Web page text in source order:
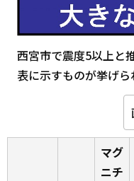
西宮市で震度5以上と
表に示すものが挙げら
マグ
ニチ